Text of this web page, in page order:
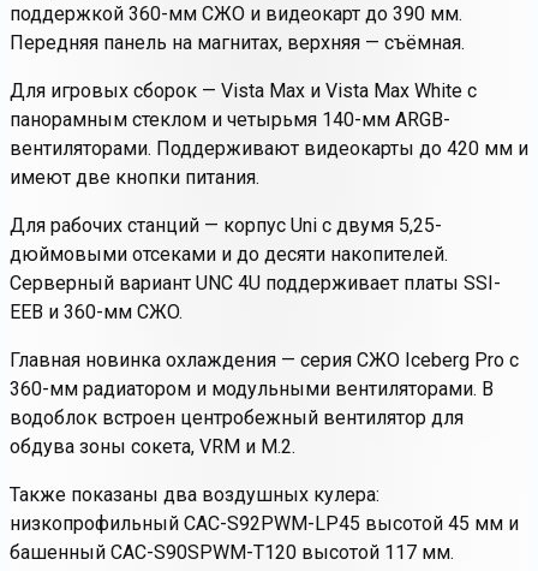
поддержкой 360-мм СЖО и видеокарт до 390 мм.
Передняя панель на магнитах, верхняя — съёмная.
Для игровых сборок — Vista Max и Vista Max White с
панорамным стеклом и четырьмя 140-мм ARGB-
вентиляторами. Поддерживают видеокарты до 420 мм и
имеют две кнопки питания.
Для рабочих станций — корпус Uni с двумя 5,25-
дюймовыми отсеками и до десяти накопителей.
Серверный вариант UNC 4U поддерживает платы SSI-
EEB и 360-мм СЖО.
Главная новинка охлаждения — серия СЖО Iceberg Pro с
360-мм радиатором и модульными вентиляторами. В
водоблок встроен центробежный вентилятор для
обдува зоны сокета, VRM и M.2.
Также показаны два воздушных кулера:
низкопрофильный CAC-S92PWM-LP45 высотой 45 мм и
башенный CAC-S90SPWM-T120 высотой 117 мм.